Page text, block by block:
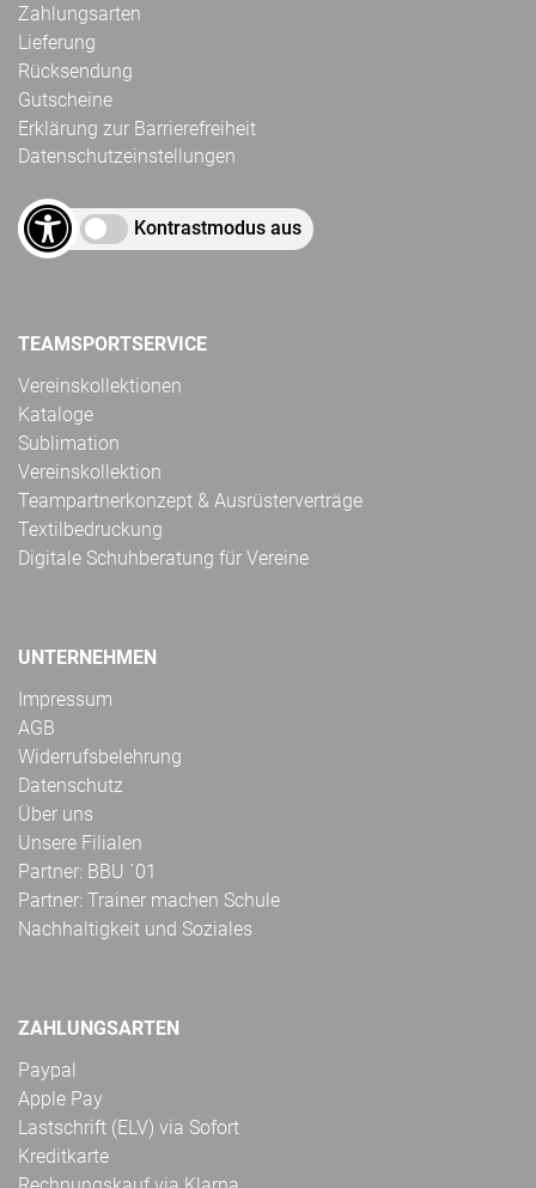
Zahlungsarten
Lieferung
Rücksendung
Gutscheine
Erklärung zur Barrierefreiheit
Datenschutzeinstellungen
Kontrastmodus aus
TEAMSPORTSERVICE
Vereinskollektionen
Kataloge
Sublimation
Vereinskollektion
Teampartnerkonzept & Ausrüsterverträge
Textilbedruckung
Digitale Schuhberatung für Vereine
UNTERNEHMEN
Impressum
AGB
Widerrufsbelehrung
Datenschutz
Über uns
Unsere Filialen
Partner: BBU ´01
Partner: Trainer machen Schule
Nachhaltigkeit und Soziales
ZAHLUNGSARTEN
Paypal
Apple Pay
Lastschrift (ELV) via Sofort
Kreditkarte